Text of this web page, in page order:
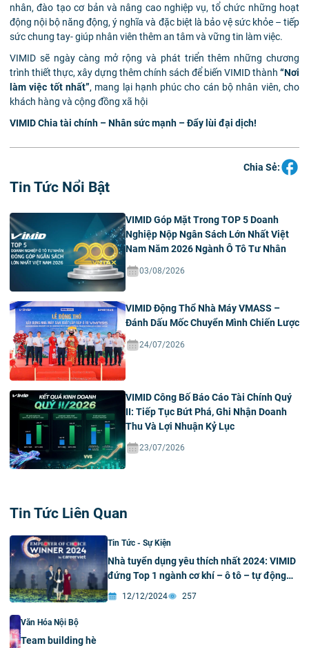
nhân, đào tạo cơ bản và nâng cao nghiệp vụ, tổ chức những hoạt
động nội bộ năng động, ý nghĩa và đặc biệt là bảo vệ sức khỏe – tiếp
sức chung tay- giúp nhân viên thêm an tâm và vững tin làm việc.
VIMID sẽ ngày càng mở rộng và phát triển thêm những chương
trình thiết thực, xây dựng thêm chính sách để biến VIMID thành “Nơi
làm việc tốt nhất”, mang lại hạnh phúc cho cán bộ nhân viên, cho
khách hàng và cộng đồng xã hội
VIMID Chia tài chính – Nhân sức mạnh – Đẩy lùi đại dịch!
Chia Sẻ:
Tin Tức Nổi Bật
VIMID Góp Mặt Trong TOP 5 Doanh
Nghiệp Nộp Ngân Sách Lớn Nhất Việt
Nam Năm 2026 Ngành Ô Tô Tư Nhân
03/08/2026
VIMID Động Thổ Nhà Máy VMASS –
Đánh Dấu Mốc Chuyển Mình Chiến Lược
24/07/2026
VIMID Công Bố Báo Cáo Tài Chính Quý
II: Tiếp Tục Bứt Phá, Ghi Nhận Doanh
Thu Và Lợi Nhuận Kỷ Lục
23/07/2026
Tin Tức Liên Quan
Tin Tức - Sự Kiện
Nhà tuyển dụng yêu thích nhất 2024: VIMID
đứng Top 1 ngành cơ khí – ô tô – tự động
hóa
12/12/2024 257
Văn Hóa Nội Bộ
Team building hè